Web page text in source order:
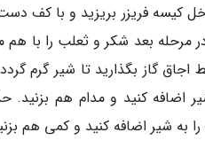
کیسه فریزر بریزید و با کف
در مرحله بعد شکر و ثعلب را با
گاز بگذارید تا شیر گرم
به شیر اضافه کنید و کمی هم